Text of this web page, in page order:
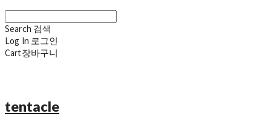
Search 검색
Log In 로그인
Cart장바구니
tentacle